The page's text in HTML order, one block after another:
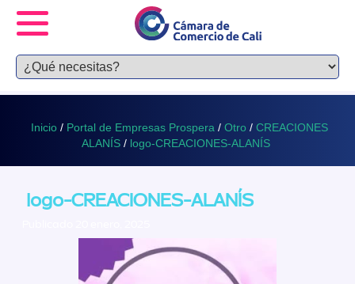
Inicio / Portal de Empresas Prospera / Otro / CREACIONES
ALANÍS / logo-CREACIONES-ALANÍS
logo-CREACIONES-ALANÍS